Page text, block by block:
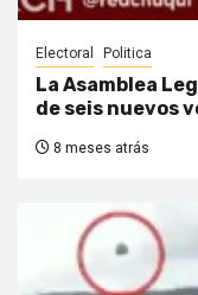
Electoral Politica
La Asamblea
de seis nuevos
8 meses atrás